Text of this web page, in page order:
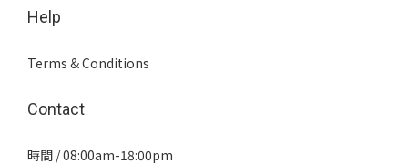
Help
Terms & Conditions
Contact
時間 / 08:00am-18:00pm